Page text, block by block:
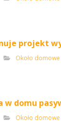
projekt
Około domowe
w domu
Około domowe